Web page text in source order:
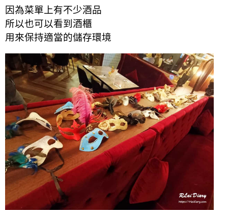
因為菜單上有不少酒品
所以也可以看到酒櫃
用來保持適當的儲存環境